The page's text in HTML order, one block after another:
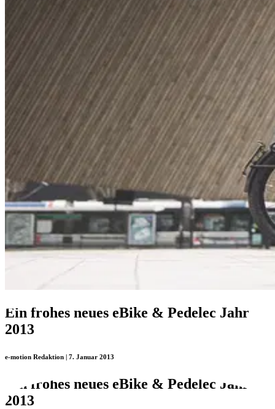
Ein frohes neues eBike & Pedelec Jahr
2013
e-motion Redaktion | 7. Januar 2013
Ein frohes neues eBike & Pedelec Jahr
2013